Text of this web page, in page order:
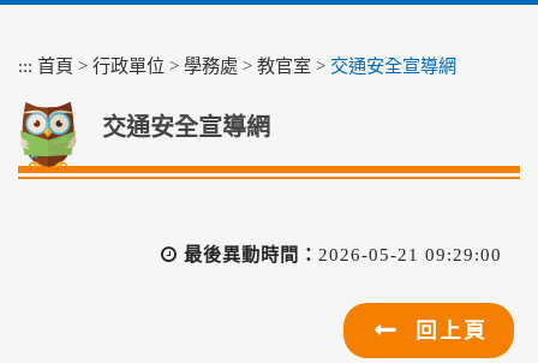
塊
::: 首頁 > 行政單位 > 學務處 > 教官室 > 交通安全宣導網
交通安全宣導網
最後異動時間： 2026-05-21 09:29:00
回上頁